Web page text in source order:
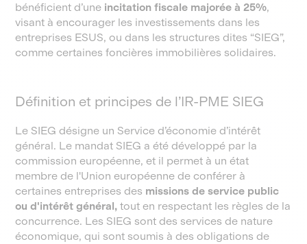
bénéficient d’une incitation fiscale majorée à 25%,
visant à encourager les investissements dans les
entreprises ESUS, ou dans les structures dites “SIEG”,
comme certaines foncières immobilières solidaires.
Définition et principes de l’IR-PME SIEG
Le SIEG désigne un Service d’économie d’intérêt
général. Le mandat SIEG a été développé par la
commission européenne, et il permet à un état
membre de l'Union européenne de conférer à
certaines entreprises des missions de service public
ou d'intérêt général, tout en respectant les règles de la
concurrence. Les SIEG sont des services de nature
économique, qui sont soumis à des obligations de